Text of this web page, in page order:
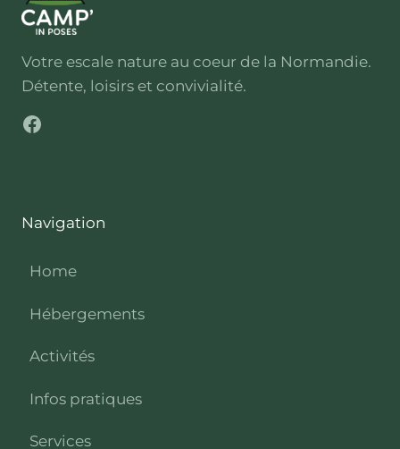
Votre escale nature au coeur de la Normandie.
Détente, loisirs et convivialité.
Facebook
Navigation
Home
Hébergements
Activités
Infos pratiques
Services